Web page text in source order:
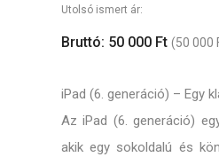
Utolsó ismert ár:
Bruttó: 50 000 Ft (50 000
iPad (6. generáció) – Egy
Az iPad (6. generáció)
akik egy sokoldalú és